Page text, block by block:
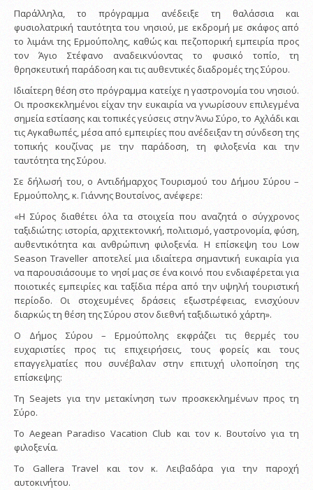
Παράλληλα, το πρόγραμμα ανέδειξε τη θαλάσσια και
φυσιολατρική ταυτότητα του νησιού, με εκδρομή με σκάφος από
το λιμάνι της Ερμούπολης, καθώς και πεζοπορική εμπειρία προς
τον Άγιο Στέφανο αναδεικνύοντας το φυσικό τοπίο, τη
θρησκευτική παράδοση και τις αυθεντικές διαδρομές της Σύρου.
Ιδιαίτερη θέση στο πρόγραμμα κατείχε η γαστρονομία του νησιού.
Οι προσκεκλημένοι είχαν την ευκαιρία να γνωρίσουν επιλεγμένα
σημεία εστίασης και τοπικές γεύσεις στην Άνω Σύρο, το Αχλάδι και
τις Αγκαθωπές, μέσα από εμπειρίες που ανέδειξαν τη σύνδεση της
τοπικής κουζίνας με την παράδοση, τη φιλοξενία και την
ταυτότητα της Σύρου.
Σε δήλωσή του, ο Αντιδήμαρχος Τουρισμού του Δήμου Σύρου –
Ερμούπολης, κ. Γιάννης Βουτσίνος, ανέφερε:
«Η Σύρος διαθέτει όλα τα στοιχεία που αναζητά ο σύγχρονος
ταξιδιώτης: ιστορία, αρχιτεκτονική, πολιτισμό, γαστρονομία, φύση,
αυθεντικότητα και ανθρώπινη φιλοξενία. Η επίσκεψη του Low
Season Traveller αποτελεί μια ιδιαίτερα σημαντική ευκαιρία για
να παρουσιάσουμε το νησί μας σε ένα κοινό που ενδιαφέρεται για
ποιοτικές εμπειρίες και ταξίδια πέρα από την υψηλή τουριστική
περίοδο. Οι στοχευμένες δράσεις εξωστρέφειας, ενισχύουν
διαρκώς τη θέση της Σύρου στον διεθνή ταξιδιωτικό χάρτη».
Ο Δήμος Σύρου – Ερμούπολης εκφράζει τις θερμές του
ευχαριστίες προς τις επιχειρήσεις, τους φορείς και τους
επαγγελματίες που συνέβαλαν στην επιτυχή υλοποίηση της
επίσκεψης:
Τη Seajets για την μετακίνηση των προσκεκλημένων προς τη
Σύρο.
Το Aegean Paradiso Vacation Club και τον κ. Βουτσίνο για τη
φιλοξενία.
Το Gallera Travel και τον κ. Λειβαδάρα για την παροχή
αυτοκινήτου.